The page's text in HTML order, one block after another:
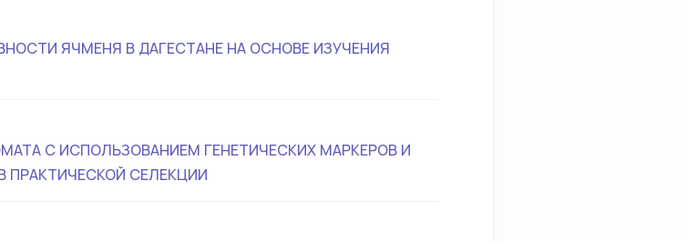
ЯЧМЕНЯ В ДАГЕСТАНЕ НА ОСНОВЕ ИЗУЧЕНИЯ
С ИСПОЛЬЗОВАНИЕМ ГЕНЕТИЧЕСКИХ МАРКЕРОВ И
ПРАКТИЧЕСКОЙ СЕЛЕКЦИИ